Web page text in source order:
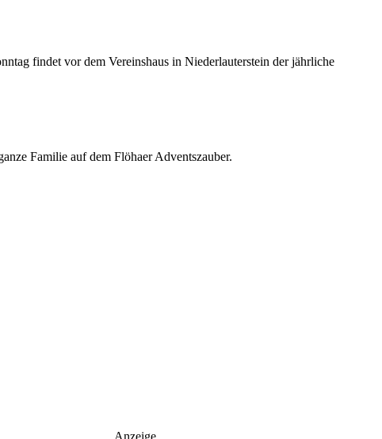
findet vor dem Vereinshaus in Niederlauterstein der jährliche
Familie auf dem Flöhaer Adventszauber.